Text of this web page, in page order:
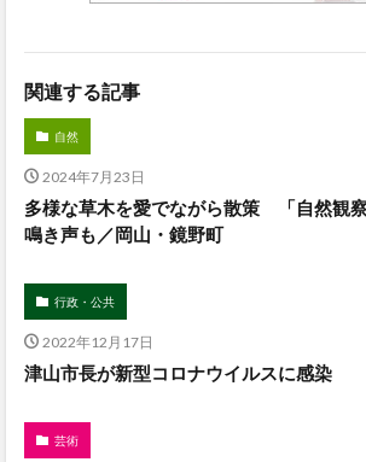
関連する記事
自然
2024年7月23日
多様な草木を愛でながら散策 「自然観
鳴き声も／岡山・鏡野町
行政・公共
2022年12月17日
津山市長が新型コロナウイルスに感染
芸術